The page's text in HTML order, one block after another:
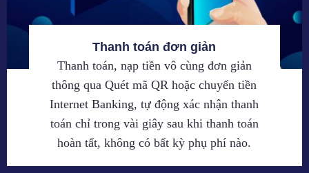
Thanh toán đơn giản
Thanh toán, nạp tiền vô cùng đơn giản
thông qua Quét mã QR hoặc chuyển tiền
Internet Banking, tự động xác nhận thanh
toán chỉ trong vài giây sau khi thanh toán
hoàn tất, không có bất kỳ phụ phí nào.